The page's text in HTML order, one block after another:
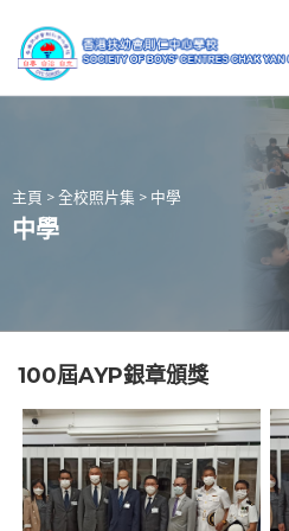
主頁 > 全校照片集 > 中學
中學
100屆AYP銀章頒獎